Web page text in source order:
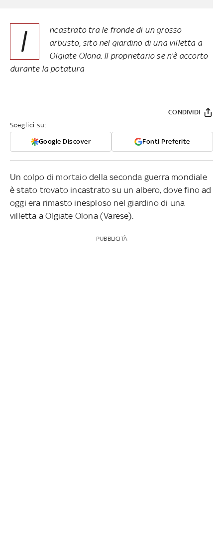
I
ncastrato tra le fronde di un grosso
arbusto, sito nel giardino di una villetta a
Olgiate Olona. Il proprietario se n'è accorto
durante la potatura
Sceglici su:
Google Discover Fonti Preferite
CONDIVIDI
Un colpo di mortaio della seconda guerra mondiale
è stato trovato incastrato su un albero, dove fino ad
oggi era rimasto inesploso nel giardino di una
villetta a Olgiate Olona (Varese).
PUBBLICITÀ